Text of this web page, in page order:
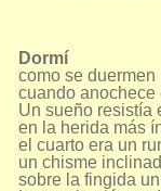
Dormí
como se
cuando anochece
Un sueño resistía
en la herida más
el cuarto era un
un chisme
sobre la fingida